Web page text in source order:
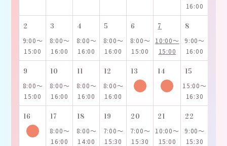
16:00
2
9:00～
15:00
3
8:00～
16:00
4
8:00～
16:00
5
8:00～
16:00
6
8:00～
15:00
7
10:00～
15:00
8
9:00～
16:00
9
8:00～
15:00
10
8:00～
16:00
11
8:00～
16:00
12
8:00～
16:00
13 14
15
15:00～
16:30
16
17
8:00～
16:00
18
8:00～
14:00
19
7:00～
15:30
20
7:00～
15:30
21
10:00～
15:00
22
9:00～
15:30